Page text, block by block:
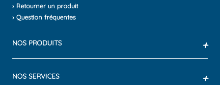
› Retourner un produit
› Question fréquentes
NOS PRODUITS +
NOS SERVICES +